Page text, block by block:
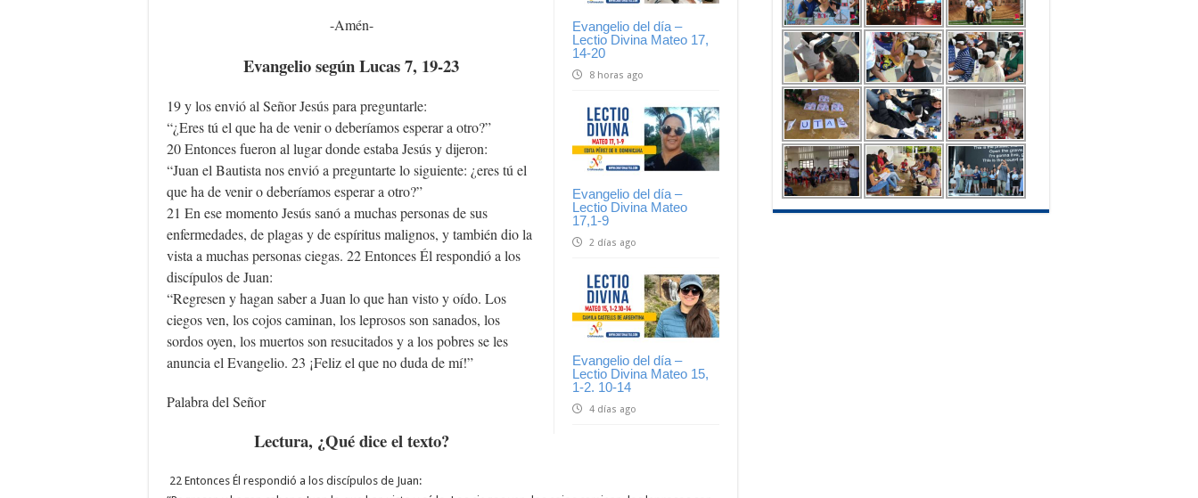
Evangelio del día –
Lectio Divina Mateo 17,
14-20
8 horas ago
Evangelio del día –
Lectio Divina Mateo
17,1-9
2 días ago
Evangelio del día –
Lectio Divina Mateo 15,
1-2. 10-14
4 días ago
-Amén-
Evangelio según Lucas 7, 19-23
19 y los envió al Señor Jesús para preguntarle:
“¿Eres tú el que ha de venir o deberíamos esperar a otro?”
20 Entonces fueron al lugar donde estaba Jesús y dijeron:
“Juan el Bautista nos envió a preguntarte lo siguiente: ¿eres tú el
que ha de venir o deberíamos esperar a otro?”
21 En ese momento Jesús sanó a muchas personas de sus
enfermedades, de plagas y de espíritus malignos, y también dio la
vista a muchas personas ciegas. 22 Entonces Él respondió a los
discípulos de Juan:
“Regresen y hagan saber a Juan lo que han visto y oído. Los
ciegos ven, los cojos caminan, los leprosos son sanados, los
sordos oyen, los muertos son resucitados y a los pobres se les
anuncia el Evangelio. 23 ¡Feliz el que no duda de mí!”
Palabra del Señor
Lectura, ¿Qué dice el texto?
22 Entonces Él respondió a los discípulos de Juan: